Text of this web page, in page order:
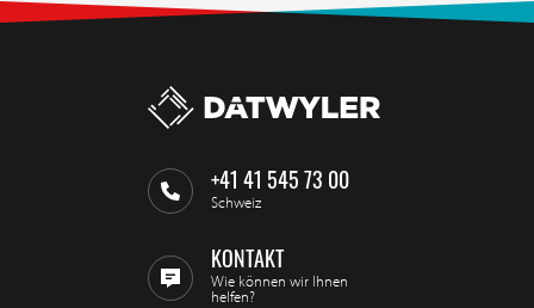
+41 41 545 73 00
Schweiz
KONTAKT
Wie können wir Ihnen
helfen?